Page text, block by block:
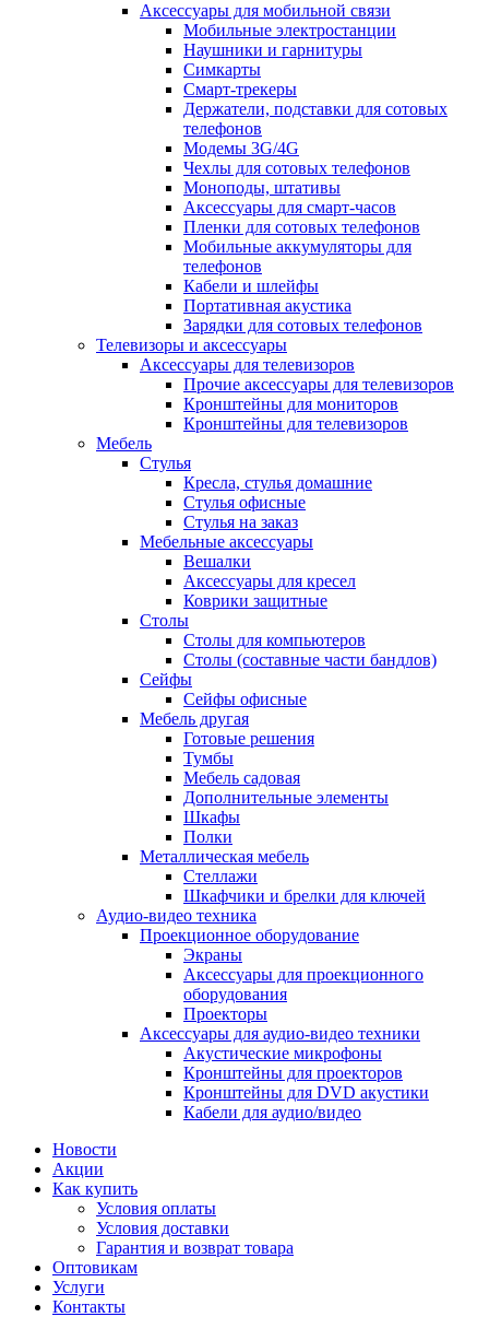
Аксессуары для мобильной связи
Мобильные электростанции
Наушники и гарнитуры
Симкарты
Смарт-трекеры
Держатели, подставки для сотовых
телефонов
Модемы 3G/4G
Чехлы для сотовых телефонов
Моноподы, штативы
Аксессуары для смарт-часов
Пленки для сотовых телефонов
Мобильные аккумуляторы для
телефонов
Кабели и шлейфы
Портативная акустика
Зарядки для сотовых телефонов
Телевизоры и аксессуары
Аксессуары для телевизоров
Прочие аксессуары для телевизоров
Кронштейны для мониторов
Кронштейны для телевизоров
Мебель
Стулья
Кресла, стулья домашние
Стулья офисные
Стулья на заказ
Мебельные аксессуары
Вешалки
Аксессуары для кресел
Коврики защитные
Столы
Столы для компьютеров
Столы (составные части бандлов)
Сейфы
Сейфы офисные
Мебель другая
Готовые решения
Тумбы
Мебель садовая
Дополнительные элементы
Шкафы
Полки
Металлическая мебель
Стеллажи
Шкафчики и брелки для ключей
Аудио-видео техника
Проекционное оборудование
Экраны
Аксессуары для проекционного
оборудования
Проекторы
Аксессуары для аудио-видео техники
Акустические микрофоны
Кронштейны для проекторов
Кронштейны для DVD акустики
Кабели для аудио/видео
Новости
Акции
Как купить
Условия оплаты
Условия доставки
Гарантия и возврат товара
Оптовикам
Услуги
Контакты